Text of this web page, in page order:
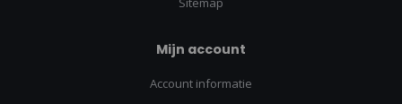
Mijn account
Account informatie